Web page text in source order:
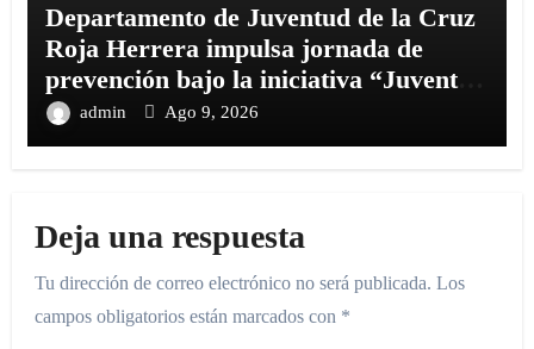
Departamento de Juventud de la Cruz
Roja Herrera impulsa jornada de
prevención bajo la iniciativa “Juventud
Consciente
admin Ago 9, 2026
Deja una respuesta
Tu dirección de correo electrónico no será publicada. Los
campos obligatorios están marcados con *